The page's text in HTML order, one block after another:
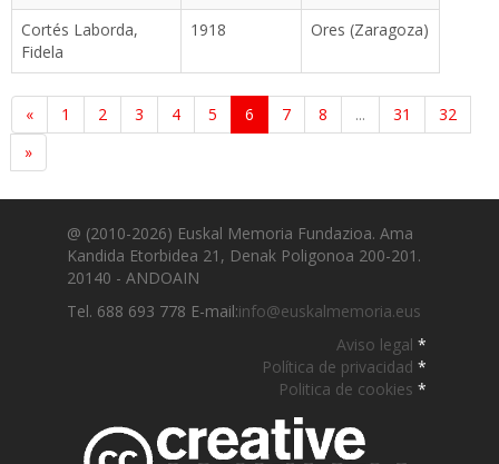
Cortés Laborda,
Fidela
1918 Ores (Zaragoza)
« 1 2 3 4 5 6 7 8 ... 31
32
»
@ (2010-2026) Euskal Memoria Fundazioa. Ama
Kandida Etorbidea 21, Denak Poligonoa 200-201.
20140 - ANDOAIN
Tel. 688 693 778 E-mail:info@euskalmemoria.eus
Aviso legal *
Política de privacidad *
Politica de cookies *